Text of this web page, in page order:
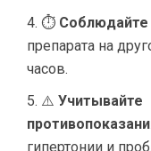
⏱ Соблюдайте
препарата на
часов.
⚠️ Учитывайте
гипертонии и